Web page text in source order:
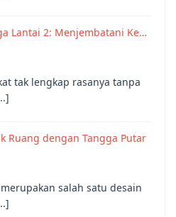
Lantai 2: Menjembatani Ke…
tak lengkap rasanya tanpa
Ruang dengan Tangga Putar
salah satu desain